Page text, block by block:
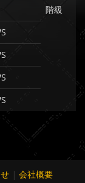
階級
| 会社概要